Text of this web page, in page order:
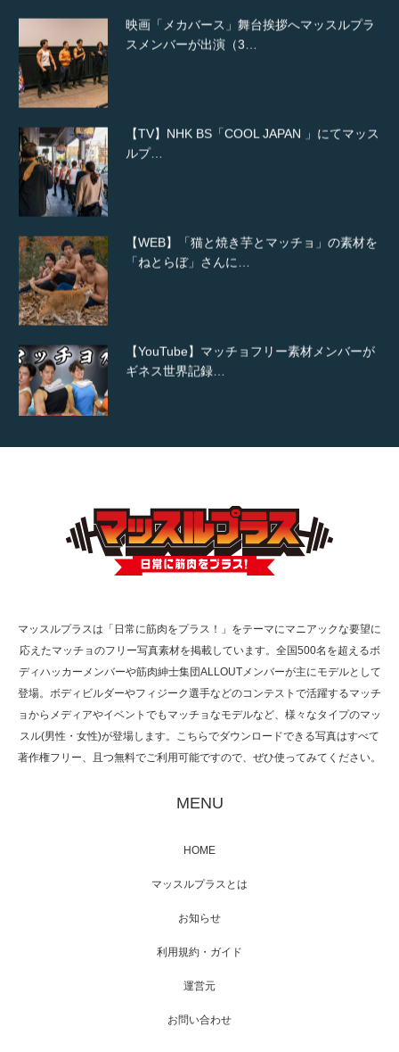
スメンバーが出演（3…
ルプ…
「ねとらぼ」さんに…
ギネス世界記録…
TOKYO FMラジオ番組「ONE MORNING」
で紹介さ…
た（6/8放送）
映画「メカバース」舞台挨拶へマッスルプラ
【TV】NHK BS「COOL JAPAN 」にてマッス
マッスルプラスは「日常に筋肉をプラス！」をテーマにマニアックな要望に
応えたマッチョのフリー写真素材を掲載しています。全国500名を超えるボ
ディハッカーメンバーや筋肉紳士集団ALLOUTメンバーが主にモデルとして
登場。ボディビルダーやフィジーク選手などのコンテストで活躍するマッチ
ョからメディアやイベントでもマッチョなモデルなど、様々なタイプのマッ
スル(男性・女性)が登場します。こちらでダウンロードできる写真はすべて
著作権フリー、且つ無料でご利用可能ですので、ぜひ使ってみてください。
MENU
HOME
マッスルプラスとは
お知らせ
利用規約・ガイド
運営元
お問い合わせ